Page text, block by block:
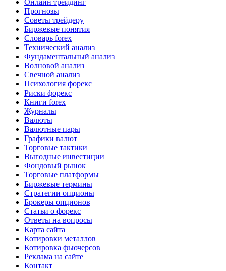
Онлайн трейдинг
Прогнозы
Советы трейдеру
Биржевые понятия
Словарь forex
Технический анализ
Фундаментальный анализ
Волновой анализ
Свечной анализ
Психология форекс
Риски форекс
Книги forex
Журналы
Валюты
Валютные пары
Графики валют
Торговые тактики
Выгодные инвестиции
Фондовый рынок
Торговые платформы
Биржевые термины
Стратегии опционы
Брокеры опционов
Статьи о форекс
Ответы на вопросы
Карта сайта
Котировки металлов
Котировка фьючерсов
Реклама на сайте
Контакт